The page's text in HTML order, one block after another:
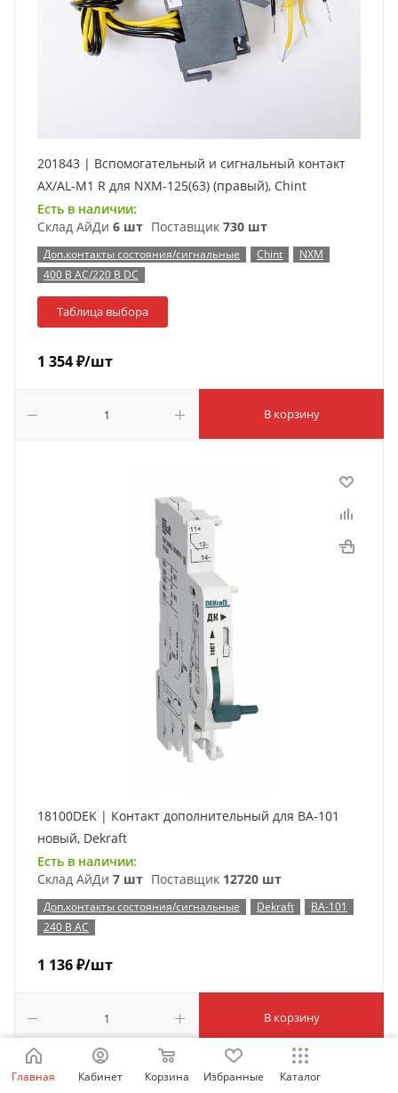
201843 | Вспомогательный и сигнальный контакт
AX/AL-M1 R для NXM-125(63) (правый), Chint
Есть в наличии:
Склад АйДи 6 шт Поставщик 730 шт
Доп.контакты состояния/сигнальные Chint
NXM
400 В AC/220 В DC
Таблица выбора
1 354₽/шт
В корзину
18100DEK | Контакт дополнительный для ВА-101
новый, Dekraft
Есть в наличии:
Склад АйДи 7 шт Поставщик 12720 шт
Доп.контакты состояния/сигнальные Dekraft
ВА-101
240 В AC
1 136₽/шт
В корзину
Показать еще
Главная Кабинет Корзина Избранные Каталог